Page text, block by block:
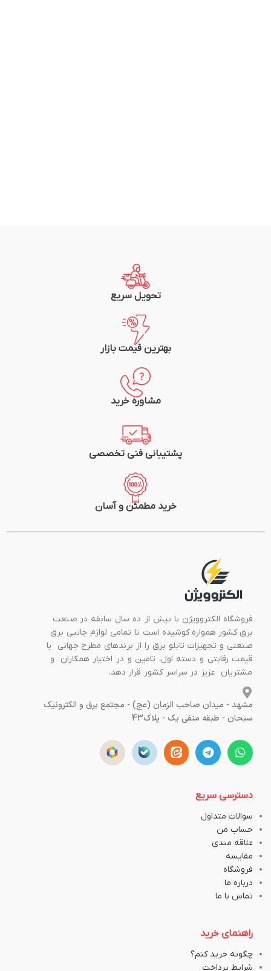
تحویل سریع
بهترین قیمت بازار
مشاوره خرید
پشتیبانی فنی تخصصی
خرید مطمئن و آسان
فروشگاه الکتروویژن با بیش از ده سال سابقه در صنعت
برق کشور همواره کوشیده است تا تمامی لوازم جانبی برق
صنعتی و تجهیزات تابلو برق را از برندهای مطرح جهانی با
قیمت رقابتی و دسته اول، تامین و در اختیار همکاران و
مشتریان عزیز در سراسر کشور قرار دهد.
مشهد - میدان صاحب الزمان (عج) - مجتمع برق و الکترونیک
سبحان - طبقه منفی یک - پلاک43
دسترسی سریع
سوالات متداول
حساب من
علاقه مندی
مقایسه
فروشگاه
درباره ما
تماس با ما
راهنمای خرید
چگونه خرید کنم؟
شرایط پرداخت